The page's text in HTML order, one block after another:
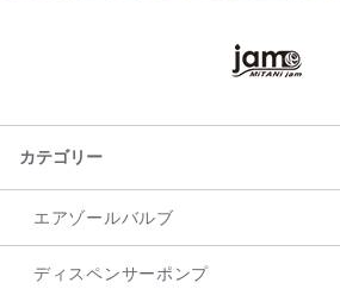
カテゴリー
エアゾールバルブ
ディスペンサーポンプ